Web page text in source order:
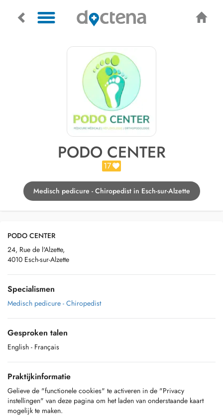
PODO CENTER
17
Medisch pedicure - Chiropedist in Esch-sur-Alzette
PODO CENTER
24, Rue de l'Alzette,
4010 Esch-sur-Alzette
Specialismen
Medisch pedicure - Chiropedist
Gesproken talen
English - Français
Praktijkinformatie
Gelieve de "functionele cookies" te activeren in de "Privacy
instellingen" van deze pagina om het laden van onderstaande kaart
mogelijk te maken.